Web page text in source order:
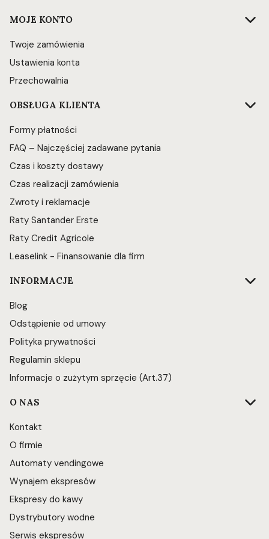
Linki w stopce
MOJE KONTO
Twoje zamówienia
Ustawienia konta
Przechowalnia
OBSŁUGA KLIENTA
Formy płatności
FAQ – Najczęściej zadawane pytania
Czas i koszty dostawy
Czas realizacji zamówienia
Zwroty i reklamacje
Raty Santander Erste
Raty Credit Agricole
Leaselink - Finansowanie dla firm
INFORMACJE
Blog
Odstąpienie od umowy
Polityka prywatności
Regulamin sklepu
Informacje o zużytym sprzęcie (Art.37)
O NAS
Kontakt
O firmie
Automaty vendingowe
Wynajem ekspresów
Ekspresy do kawy
Dystrybutory wodne
Serwis ekspresów